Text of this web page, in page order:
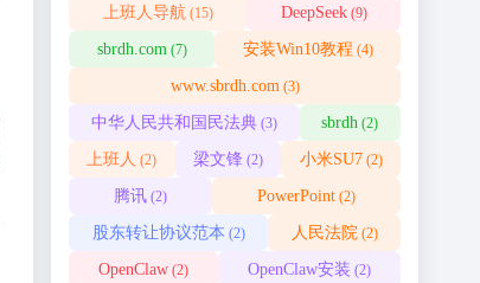
上班人导航 (15) DeepSeek(9)
sbrdh.com (7) 安装Win10教程 (4)
www.sbrdh.com (3)
中华人民共和国民法典(3) sbrdh (2)
上班人 (2) 梁文锋 (2) 小米SU7(2)
腾讯 (2) PowerPoint (2)
股东转让协议范本 (2) 人民法院 (2)
OpenClaw (2) OpenClaw安装 (2)